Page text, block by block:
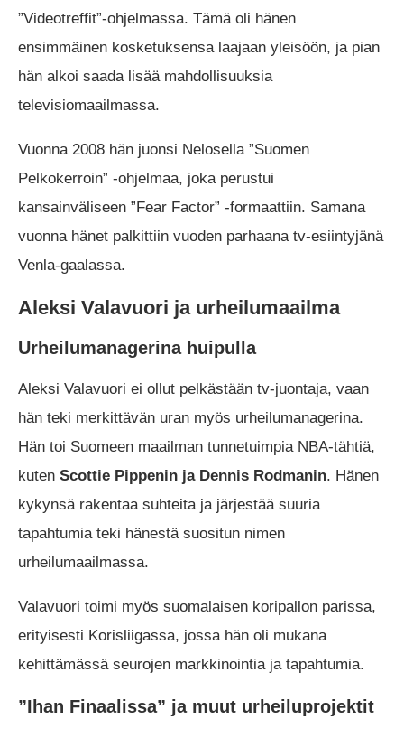
”Videotreffit”-ohjelmassa. Tämä oli hänen
ensimmäinen kosketuksensa laajaan yleisöön, ja pian
hän alkoi saada lisää mahdollisuuksia
televisiomaailmassa.
Vuonna 2008 hän juonsi Nelosella ”Suomen
Pelkokerroin” -ohjelmaa, joka perustui
kansainväliseen ”Fear Factor” -formaattiin. Samana
vuonna hänet palkittiin vuoden parhaana tv-esiintyjänä
Venla-gaalassa.
Aleksi Valavuori ja urheilumaailma
Urheilumanagerina huipulla
Aleksi Valavuori ei ollut pelkästään tv-juontaja, vaan
hän teki merkittävän uran myös urheilumanagerina.
Hän toi Suomeen maailman tunnetuimpia NBA-tähtiä,
kuten Scottie Pippenin ja Dennis Rodmanin. Hänen
kykynsä rakentaa suhteita ja järjestää suuria
tapahtumia teki hänestä suositun nimen
urheilumaailmassa.
Valavuori toimi myös suomalaisen koripallon parissa,
erityisesti Korisliigassa, jossa hän oli mukana
kehittämässä seurojen markkinointia ja tapahtumia.
”Ihan Finaalissa” ja muut urheiluprojektit